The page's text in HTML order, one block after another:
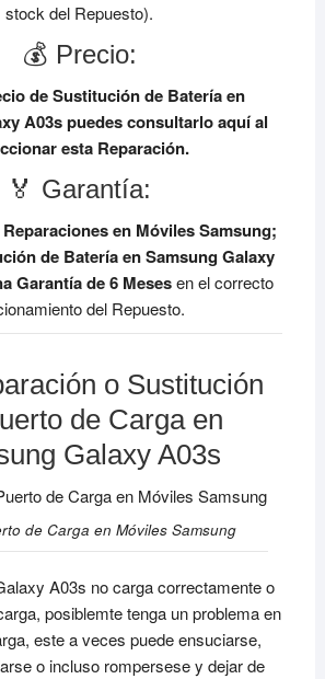
stock del Repuesto).
💰 Precio:
de Sustitución de Batería en
A03spuedes consultarlo aquí al
esta Reparación.
🏅 Garantía:
en Móviles Samsung;
de Batería en Samsung Galaxy
Garantía de 6 Mesesen el correcto
del Repuesto.
o Sustitución
de Carga en
Galaxy A03s
de Carga en Móviles Samsung
A03s no carga correctamente o
posiblemte tenga un problema en
este a veces puede ensuciarse,
o incluso rompersese y dejar de